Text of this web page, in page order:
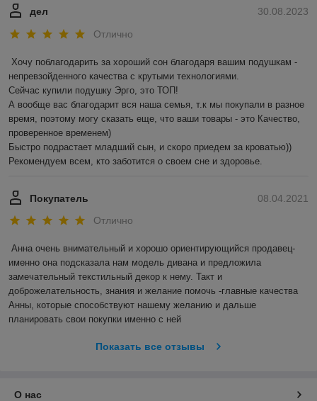
30.08.2023
дел
Отлично
Хочу поблагодарить за хороший сон благодаря вашим подушкам -
непревзойденного качества с крутыми технологиями.
Сейчас купили подушку Эрго, это ТОП!
А вообще вас благодарит вся наша семья, т.к мы покупали в разное
время, поэтому могу сказать еще, что ваши товары - это Качество,
проверенное временем)
Быстро подрастает младший сын, и скоро приедем за кроватью))
Рекомендуем всем, кто заботится о своем сне и здоровье.
08.04.2021
Покупатель
Отлично
Анна очень внимательный и хорошо ориентирующийся продавец-
именно она подсказала нам модель дивана и предложила
замечательный текстильный декор к нему. Такт и
доброжелательность, знания и желание помочь -главные качества
Анны, которые способствуют нашему желанию и дальше
планировать свои покупки именно с ней
Показать все отзывы
О нас